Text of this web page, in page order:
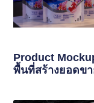
Product
พื้นที่สร้างยอดข